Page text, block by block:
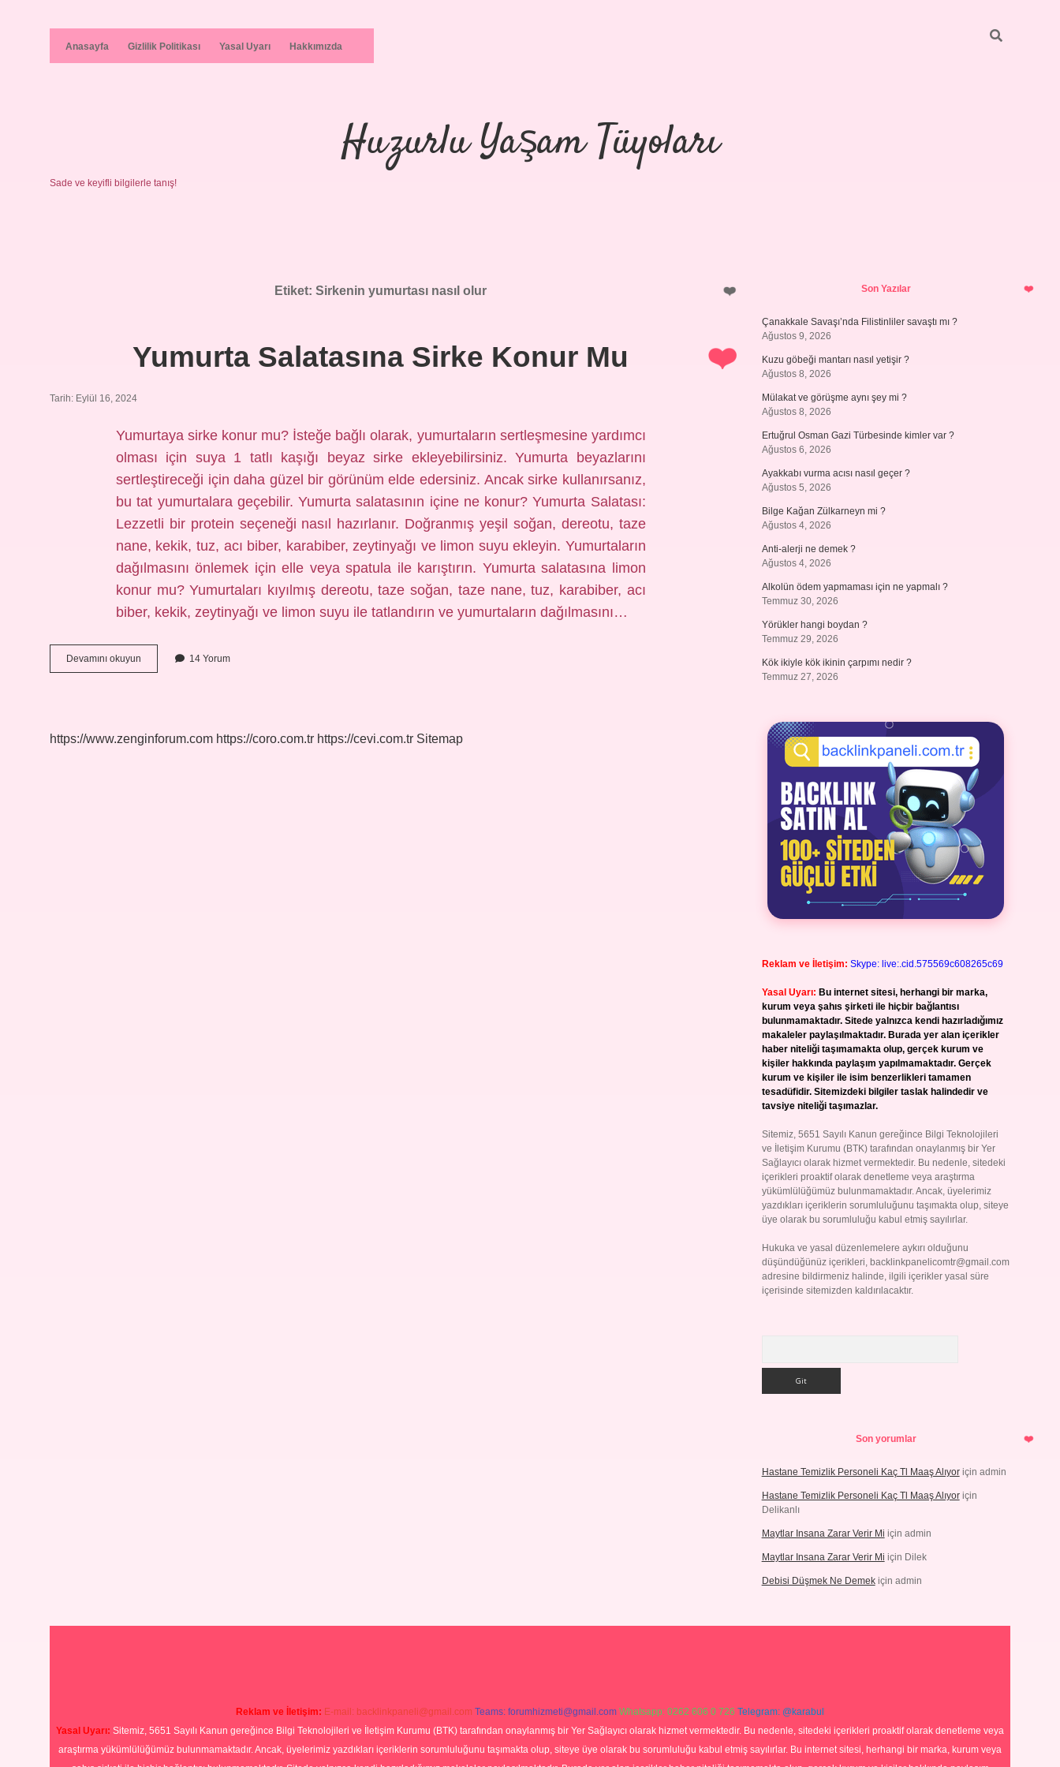
Anasayfa Gizlilik Politikası Yasal Uyarı Hakkımızda
Huzurlu Yaşam Tüyoları
Sade ve keyifli bilgilerle tanış!
Etiket:Sirkenin yumurtası nasıl olur
Yumurta Salatasına Sirke Konur Mu
Tarih: Eylül 16, 2024
Yumurtaya sirke konur mu? İsteğe bağlı olarak, yumurtaların sertleşmesine yardımcı
olması için suya 1 tatlı kaşığı beyaz sirke ekleyebilirsiniz. Yumurta beyazlarını
sertleştireceği için daha güzel bir görünüm elde edersiniz. Ancak sirke kullanırsanız,
bu tat yumurtalara geçebilir. Yumurta salatasının içine ne konur? Yumurta Salatası:
Lezzetli bir protein seçeneği nasıl hazırlanır. Doğranmış yeşil soğan, dereotu, taze
nane, kekik, tuz, acı biber, karabiber, zeytinyağı ve limon suyu ekleyin. Yumurtaların
dağılmasını önlemek için elle veya spatula ile karıştırın. Yumurta salatasına limon
konur mu? Yumurtaları kıyılmış dereotu, taze soğan, taze nane, tuz, karabiber, acı
biber, kekik, zeytinyağı ve limon suyu ile tatlandırın ve yumurtaların dağılmasını…
Devamını okuyun Yumurta
Salatasına
14 Yorum
https://www.zenginforum.com https://coro.com.tr https://cevi.com.tr Sitemap
SidebarSon Yazılar
Çanakkale Savaşı’nda Filistinliler savaştı mı ?
Ağustos 9, 2026
Kuzu göbeği mantarı nasıl yetişir ?
Ağustos 8, 2026
Mülakat ve görüşme aynı şey mi ?
Ağustos 8, 2026
Ertuğrul Osman Gazi Türbesinde kimler var ?
Ağustos 6, 2026
Ayakkabı vurma acısı nasıl geçer ?
Ağustos 5, 2026
Bilge Kağan Zülkarneyn mi ?
Ağustos 4, 2026
Anti-alerji ne demek ?
Ağustos 4, 2026
Alkolün ödem yapmaması için ne yapmalı ?
Temmuz 30, 2026
Yörükler hangi boydan ?
Temmuz 29, 2026
Kök ikiyle kök ikinin çarpımı nedir ?
Temmuz 27, 2026
Reklam ve İletişim: Skype: live:.cid.575569c608265c69
Yasal Uyarı: Bu internet sitesi, herhangi bir marka,
kurum veya şahıs şirketi ile hiçbir bağlantısı
bulunmamaktadır. Sitede yalnızca kendi hazırladığımız
makaleler paylaşılmaktadır. Burada yer alan içerikler
haber niteliği taşımamakta olup, gerçek kurum ve
kişiler hakkında paylaşım yapılmamaktadır. Gerçek
kurum ve kişiler ile isim benzerlikleri tamamen
tesadüfidir. Sitemizdeki bilgiler taslak halindedir ve
tavsiye niteliği taşımazlar.
Sitemiz, 5651 Sayılı Kanun gereğince Bilgi Teknolojileri
ve İletişim Kurumu (BTK) tarafından onaylanmış bir Yer
Sağlayıcı olarak hizmet vermektedir. Bu nedenle, sitedeki
içerikleri proaktif olarak denetleme veya araştırma
yükümlülüğümüz bulunmamaktadır. Ancak, üyelerimiz
yazdıkları içeriklerin sorumluluğunu taşımakta olup, siteye
üye olarak bu sorumluluğu kabul etmiş sayılırlar.
Hukuka ve yasal düzenlemelere aykırı olduğunu
düşündüğünüz içerikleri, backlinkpanelicomtr@gmail.com
adresine bildirmeniz halinde, ilgili içerikler yasal süre
içerisinde sitemizden kaldırılacaktır.
Son yorumlar
Hastane Temizlik Personeli Kaç Tl Maaş Alıyoriçin admin
Hastane Temizlik Personeli Kaç Tl Maaş Alıyoriçin
Delikanlı
Maytlar Insana Zarar Verir Mi için admin
Maytlar Insana Zarar Verir Mi için Dilek
Debisi Düşmek Ne Demekiçin admin
Reklam ve İletişim: E-mail: backlinkpaneli@gmail.com Teams: forumhizmeti@gmail.com Whatsapp: 0262 606 0 726 Telegram: @karabul
Yasal Uyarı: Sitemiz, 5651 Sayılı Kanun gereğince Bilgi Teknolojileri ve İletişim Kurumu (BTK) tarafından onaylanmış bir Yer Sağlayıcı olarak hizmet vermektedir. Bu nedenle, sitedeki içerikleri proaktif olarak denetleme veya
araştırma yükümlülüğümüz bulunmamaktadır. Ancak, üyelerimiz yazdıkları içeriklerin sorumluluğunu taşımakta olup, siteye üye olarak bu sorumluluğu kabul etmiş sayılırlar. Bu internet sitesi, herhangi bir marka, kurum veya